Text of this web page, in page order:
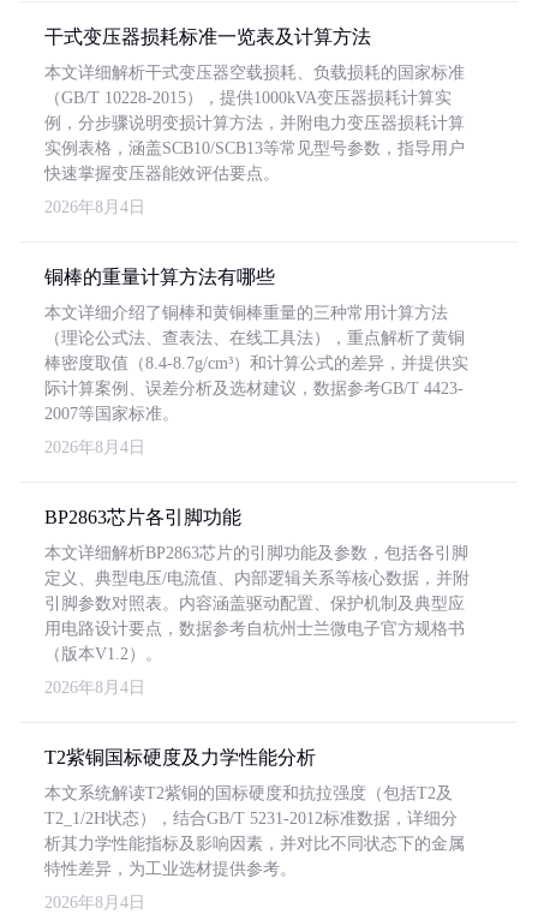
干式变压器损耗标准一览表及计算方法
本文详细解析干式变压器空载损耗、负载损耗的国家标准
（GB/T 10228-2015），提供1000kVA变压器损耗计算实
例，分步骤说明变损计算方法，并附电力变压器损耗计算
实例表格，涵盖SCB10/SCB13等常见型号参数，指导用户
快速掌握变压器能效评估要点。
2026年8月4日
铜棒的重量计算方法有哪些
本文详细介绍了铜棒和黄铜棒重量的三种常用计算方法
（理论公式法、查表法、在线工具法），重点解析了黄铜
棒密度取值（8.4-8.7g/cm³）和计算公式的差异，并提供实
际计算案例、误差分析及选材建议，数据参考GB/T 4423-
2007等国家标准。
2026年8月4日
BP2863芯片各引脚功能
本文详细解析BP2863芯片的引脚功能及参数，包括各引脚
定义、典型电压/电流值、内部逻辑关系等核心数据，并附
引脚参数对照表。内容涵盖驱动配置、保护机制及典型应
用电路设计要点，数据参考自杭州士兰微电子官方规格书
（版本V1.2）。
2026年8月4日
T2紫铜国标硬度及力学性能分析
本文系统解读T2紫铜的国标硬度和抗拉强度（包括T2及
T2_1/2H状态），结合GB/T 5231-2012标准数据，详细分
析其力学性能指标及影响因素，并对比不同状态下的金属
特性差异，为工业选材提供参考。
2026年8月4日